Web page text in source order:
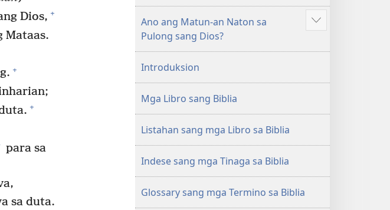
Dios, +
Mataas.
+
+
para sa
sa duta.
mga
publikasyon
Bag-
nga
Badbad
sang
Balaan
nga
Kasulatan
(2014 nga
Bag-
Badbad
Balaan
nga
Kasulatan
(2014 nga
Edisyon)
Ano ang Matun-an Naton sa
Pulong sang Dios?
Ipakita
iban
Introduksion
Mga Libro sang Biblia
Listahan sang mga Libro sa Biblia
Indese sang mga Tinaga sa Biblia
Glossary sang mga Termino sa Biblia